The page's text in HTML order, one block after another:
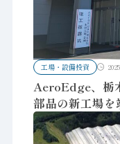
工場・設備投資
AeroEdge、栃
部品の新工場を